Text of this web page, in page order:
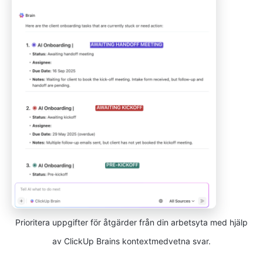
Prioritera uppgifter för åtgärder från din arbetsyta med hjälp
av ClickUp Brains kontextmedvetna svar.